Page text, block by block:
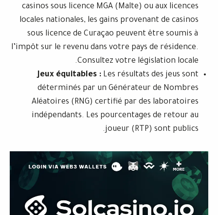
casinos sous licence MGA (Malte) ou
locales nationales, les gains
sous licence de Curaçao peuvent
l’impôt sur le revenu dans votre pays
Consultez votre
Jeux équitables :Les résultats
déterminés par un Générateur
Aléatoires (RNG) certifié par des
indépendants. Les pourcentages
joueur (RTP)